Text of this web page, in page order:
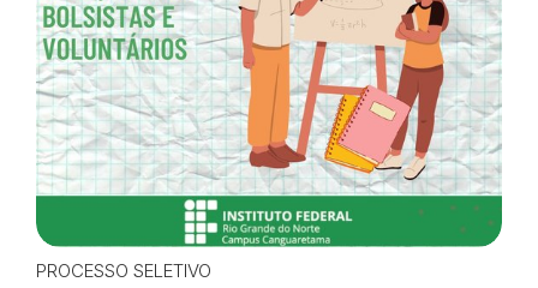
PROCESSO SELETIVO